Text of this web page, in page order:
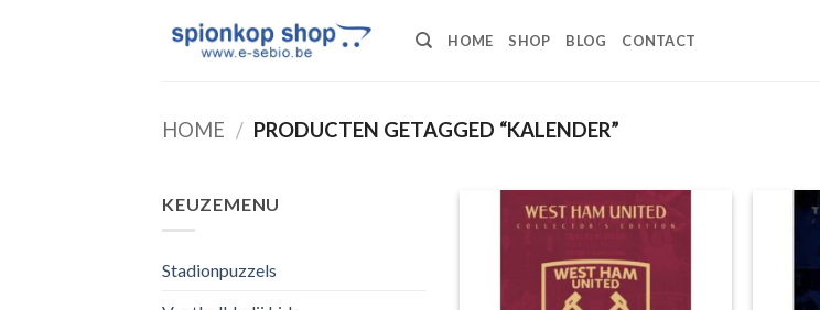
HOME SHOP BLOG CONTACT
HOME / PRODUCTEN GETAGGED “KALENDER”
KEUZEMENU
Stadionpuzzels